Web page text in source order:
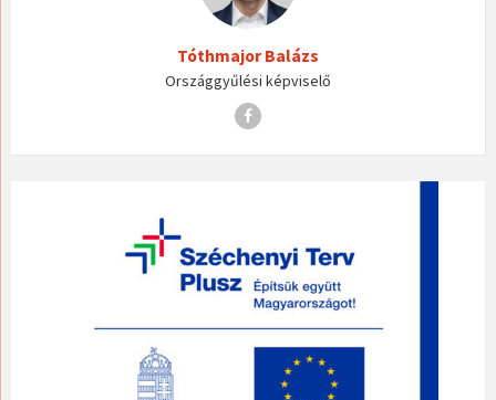
Tóthmajor Balázs
Országgyűlési képviselő
Facebook